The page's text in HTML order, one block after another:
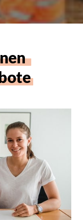
offenen